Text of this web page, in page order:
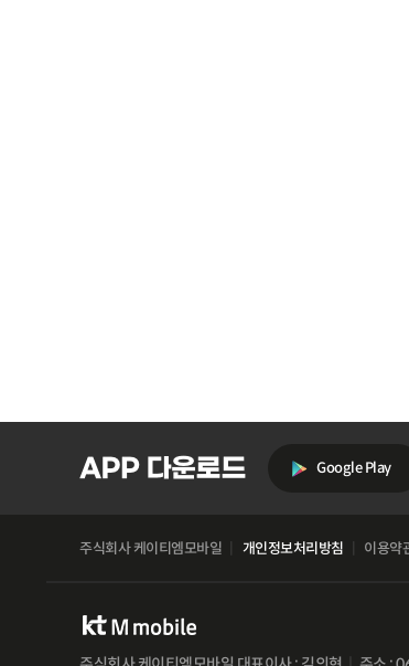
Google Play
주식회사 케이티엠모바일 개인정보처리방침 이용약